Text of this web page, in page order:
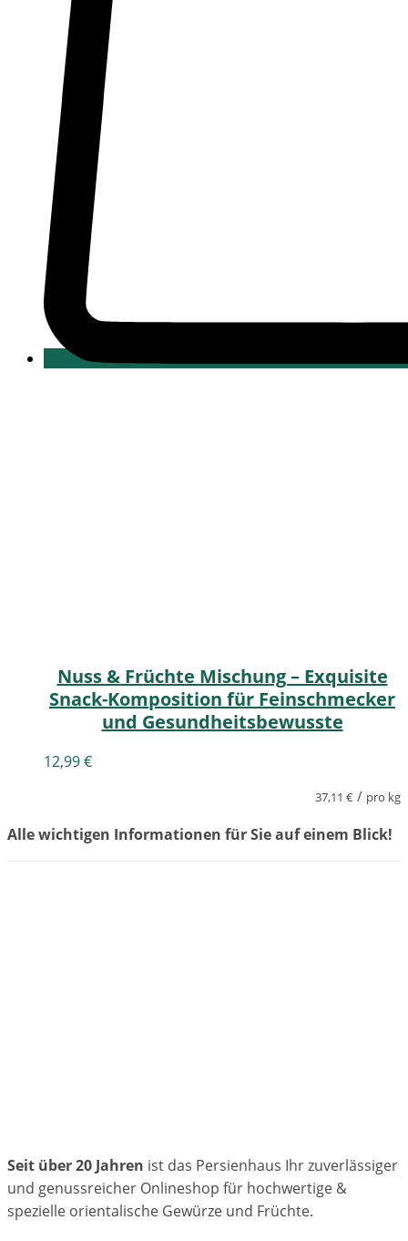
Nuss & Früchte Mischung – Exquisite
Snack-Komposition für Feinschmecker
und Gesundheitsbewusste
12,99€
37,11 € / pro kg
Alle wichtigen Informationen für Sie auf einem Blick!
Seit über 20 Jahren ist das Persienhaus Ihr zuverlässiger
und genussreicher Onlineshop für hochwertige &
spezielle orientalische Gewürze und Früchte.